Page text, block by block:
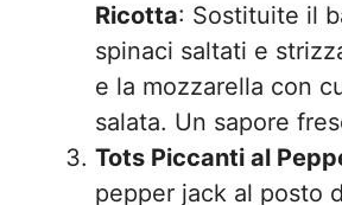
Ricotta: Sostituite il
spinaci saltati e
e la mozzarella con
salata. Un sapore
Tots Piccanti al
pepper jack al posto